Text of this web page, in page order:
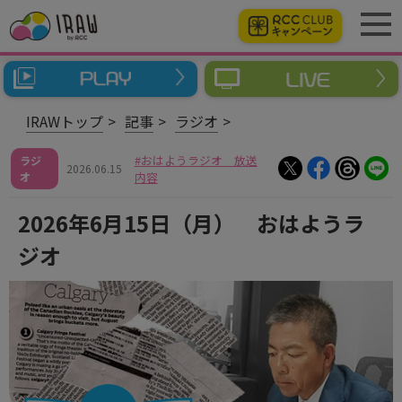
IRAWトップ 記事 ラジオ
ラジ
オ
2026.06.15
おはようラジオ 放送
内容
2026年6月15日（月） おはようラ
ジオ